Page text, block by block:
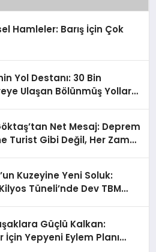
Hamleler: Barış İçin Çok
Yol Destanı: 30 Bin
Ulaşan Bölünmüş Yollar
Net Mesaj: Deprem
Turist Gibi Değil, Her Zaman
Kuzeyine Yeni Soluk:
Tüneli’nde Dev TBM
Güçlü Kalkan:
İçin Yepyeni Eylem Planı